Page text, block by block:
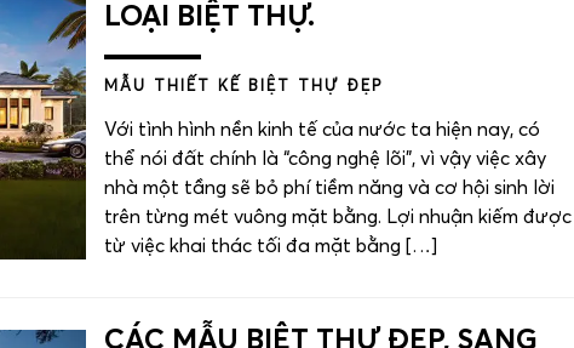
LOẠI BIỆT THỰ.
MẪU THIẾT KẾ BIỆT THỰ ĐẸP
Với tình hình nền kinh tế của nước ta hiện nay, có
thể nói đất chính là “công nghệ lõi”, vì vậy việc xây
nhà một tầng sẽ bỏ phí tiềm năng và cơ hội sinh lời
trên từng mét vuông mặt bằng. Lợi nhuận kiếm được
từ việc khai thác tối đa mặt bằng […]
CÁC MẪU BIỆT THỰ ĐẸP, SANG